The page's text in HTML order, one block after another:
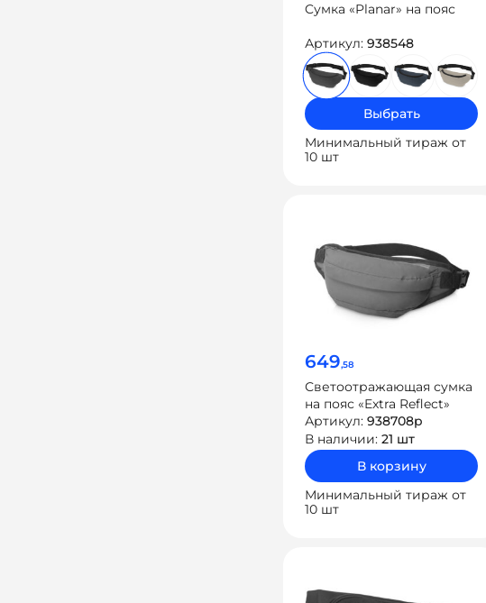
Cумка «Planar» на пояс
Артикул: 938548
Выбрать
Минимальный тираж от
10 шт
649,58
Светоотражающая сумка
на пояс «Extra Reflect»
Артикул: 938708p
В наличии: 21 шт
В корзину
Минимальный тираж от
10 шт